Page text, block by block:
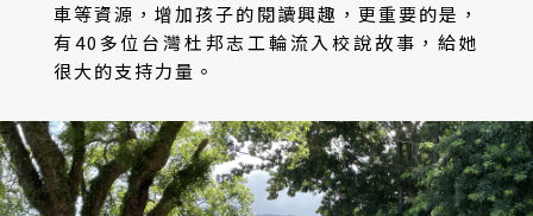
車等資源，增加孩子的閱讀興趣，更重要的是，
有40多位台灣杜邦志工輪流入校說故事，給她
很大的支持力量。